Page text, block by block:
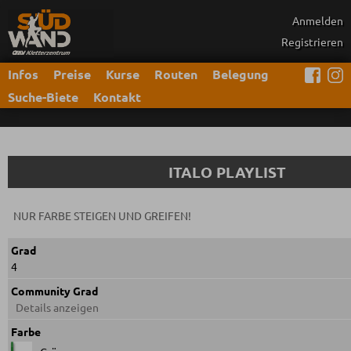
Anmelden
Registrieren
Infos Preise Kurse Routen
Belegung
Suche-Biete
Kontakt
ITALO PLAYLIST
NUR FARBE STEIGEN UND GREIFEN!
Grad
4
Community Grad
Details anzeigen
Farbe